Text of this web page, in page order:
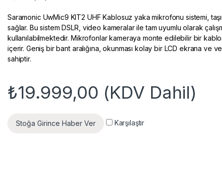
Saramonic UwMic9 KIT2 UHF Kablosuz yaka mikrofonu sistemi,
sağlar. Bu sistem DSLR, video kameralar ile tam uyumlu olarak
kullanılabilmektedir. Mikrofonlar kameraya monte edilebilir bir
içerir. Geniş bir bant aralığına, okunması kolay bir LCD ekrana ve
sahiptir.
₺19.999,00 (KDV Dahil)
Stoğa Girince Haber Ver Karşılaştır